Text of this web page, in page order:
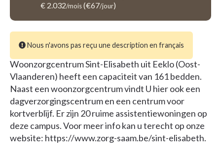
€ 2.032/mois(€67/jour)
Nous n'avons pas reçu une description en français
Woonzorgcentrum Sint-Elisabeth uit Eeklo (Oost-
Vlaanderen) heeft een capaciteit van 161 bedden.
Naast een woonzorgcentrum vindt U hier ook een
dagverzorgingscentrum en een centrum voor
kortverblijf. Er zijn 20 ruime assistentiewoningen op
deze campus. Voor meer info kan u terecht op onze
website: https://www.zorg-saam.be/sint-elisabeth.